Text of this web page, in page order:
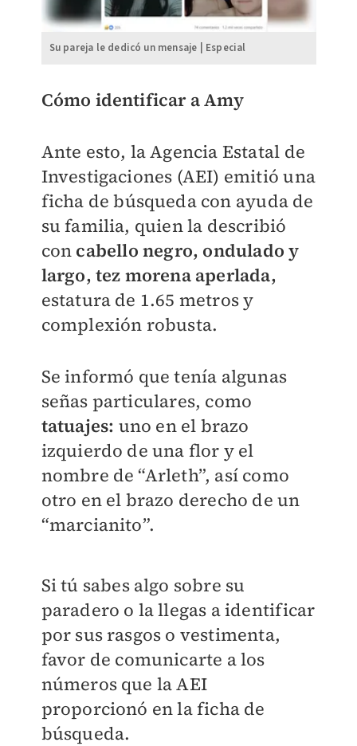
Su pareja le dedicó un mensaje | Especial
Cómo identificar a Amy
Ante esto, la Agencia Estatal de
Investigaciones (AEI) emitió una
ficha de búsqueda con ayuda de
su familia, quien la describió
con cabello negro, ondulado y
largo, tez morena aperlada,
estatura de 1.65 metros y
complexión robusta.
Se informó que tenía algunas
señas particulares, como
tatuajes: uno en el brazo
izquierdo de una flor y el
nombre de “Arleth”, así como
otro en el brazo derecho de un
“marcianito”.
Si tú sabes algo sobre su
paradero o la llegas a identificar
por sus rasgos o vestimenta,
favor de comunicarte a los
números que la AEI
proporcionó en la ficha de
búsqueda.